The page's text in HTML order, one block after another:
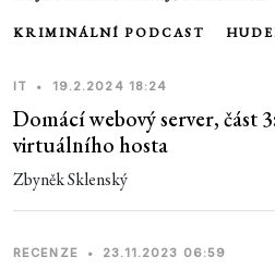
KRIMINÁLNÍ PODCAST
IT • 19.2.2024 18:24
Domácí webový server, část
virtuálního hosta
Zbyněk Sklenský
RECENZE • 23.11.2023 06:59